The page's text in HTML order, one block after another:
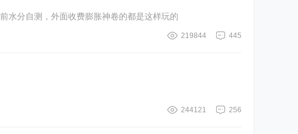
到。目前水分自测，外面收费膨胀神卷的都是这样玩的
445
219844
256
244121